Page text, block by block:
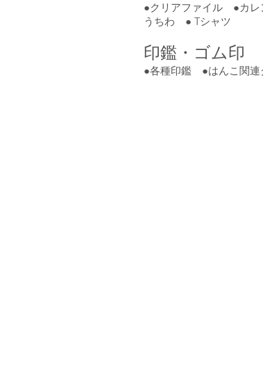
●クリアファイル ●カ
うちわ ● Tシャツ
印鑑・ゴム印
●各種印鑑 ●はんこ関